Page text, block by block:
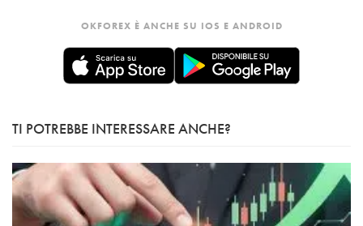
OKFOREX È ANCHE SU IOS E ANDROID
TI POTREBBE INTERESSARE ANCHE?